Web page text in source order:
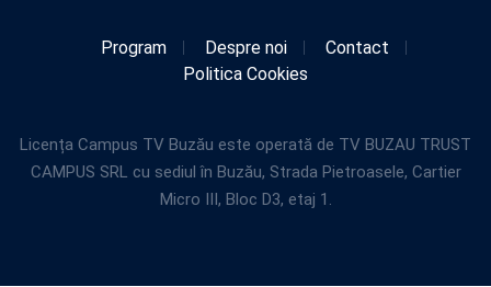
Program Despre noi
Contact
Politica Cookies
Licența Campus TV Buzău este operată de TV BUZAU TRUST
CAMPUS SRL cu sediul în Buzău, Strada Pietroasele, Cartier
Micro III, Bloc D3, etaj 1.